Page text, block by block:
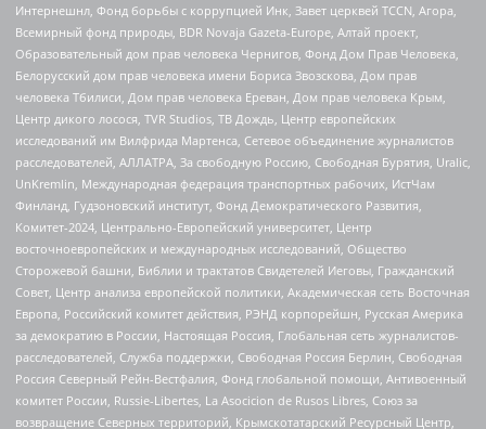
Интернешнл, Фонд борьбы с коррупцией Инк, Завет церквей TCCN, Агора,
Всемирный фонд природы, BDR Novaja Gazeta-Europe, Алтай проект,
Образовательный дом прав человека Чернигов, Фонд Дом Прав Человека,
Белорусский дом прав человека имени Бориса Звозскова, Дом прав
человека Тбилиси, Дом прав человека Ереван, Дом прав человека Крым,
Центр дикого лосося, TVR Studios, ТВ Дождь, Центр европейских
исследований им Вилфрида Мартенса, Сетевое объединение журналистов
расследователей, АЛЛАТРА, За свободную Россию, Свободная Бурятия, Uralic,
UnKremlin, Международная федерация транспортных рабочих, ИстЧам
Финланд, Гудзоновский институт, Фонд Демократического Развития,
Комитет-2024, Центрально-Европейский университет, Центр
восточноевропейских и международных исследований, Общество
Сторожевой башни, Библии и трактатов Свидетелей Иеговы, Гражданский
Совет, Центр анализа европейской политики, Академическая сеть Восточная
Европа, Российский комитет действия, РЭНД корпорейшн, Русская Америка
за демократию в России, Настоящая Россия, Глобальная сеть журналистов-
расследователей, Служба поддержки, Свободная Россия Берлин, Свободная
Россия Северный Рейн-Вестфалия, Фонд глобальной помощи, Антивоенный
комитет России, Russie-Libertes, La Asocicion de Rusos Libres, Союз за
возвращение Северных территорий, Крымскотатарский Ресурсный Центр,